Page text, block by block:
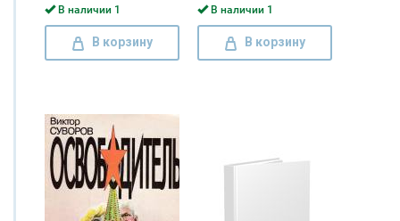
В наличии 1
В корзину
В наличии 1
В корзину